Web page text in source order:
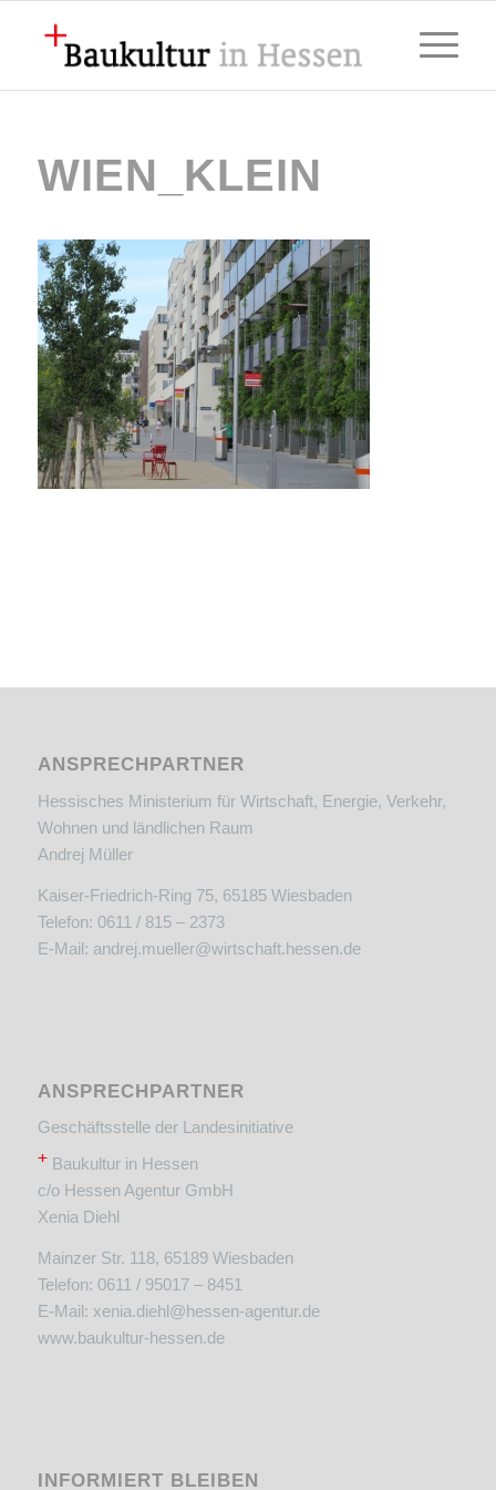
WIEN_KLEIN
ANSPRECHPARTNER
Hessisches Ministerium für Wirtschaft, Energie, Verkehr,
Wohnen und ländlichen Raum
Andrej Müller
Kaiser-Friedrich-Ring 75, 65185 Wiesbaden
Telefon: 0611 / 815 – 2373
E-Mail: andrej.mueller@wirtschaft.hessen.de
ANSPRECHPARTNER
Geschäftsstelle der Landesinitiative
+Baukultur in Hessen
c/o Hessen Agentur GmbH
Xenia Diehl
Mainzer Str. 118, 65189 Wiesbaden
Telefon: 0611 / 95017 – 8451
E-Mail: xenia.diehl@hessen-agentur.de
www.baukultur-hessen.de
INFORMIERT BLEIBEN